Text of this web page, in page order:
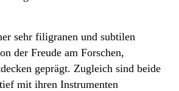
sehr filigranen und subtilen
der Freude am Forschen,
geprägt. Zugleich sind beide
mit ihren Instrumenten